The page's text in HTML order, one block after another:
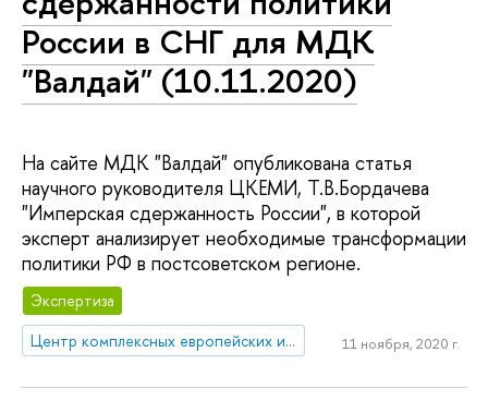
России в СНГ для МДК
"Валдай" (10.11.2020)
На сайте МДК "Валдай" опубликована статья
научного руководителя ЦКЕМИ, Т.В.Бордачева
"Имперская сдержанность России", в которой
эксперт анализирует необходимые трансформации
политики РФ в постсоветском регионе.
Экспертиза
Центр комплексных европейских и международных исследований (ЦКЕМИ)
11 ноября, 2020 г.